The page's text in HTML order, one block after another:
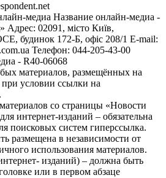
медиа Название онлайн-медиа -
Адрес: 02091, місто Київ,
будинок 172-Б, офіс 208/1 E-mail:
Телефон: 044-205-43-00
- R40-06068
материалов, размещённых на
при условии ссылки на
со страницы «Новости
интернет-изданий – обязательна
поисковых систем гиперссылка.
размещена в независимости от
использования материалов.
изданий) – должна быть
или в первом абзаце